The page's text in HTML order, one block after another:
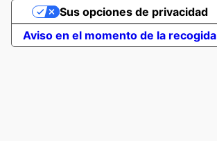
Aviso en el momento de la recogida
Sus opciones de privacidad